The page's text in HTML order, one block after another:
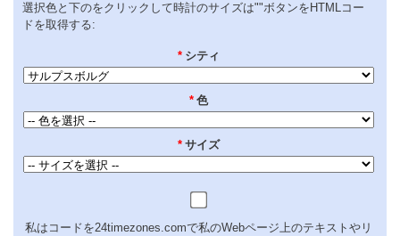
選択色と下のをクリックして時計のサイズは""ボタンをHTMLコー
ドを取得する:
* シティ
* 色
* サイズ
私はコードを24timezones.comで私のWebページ上のテキストやリ